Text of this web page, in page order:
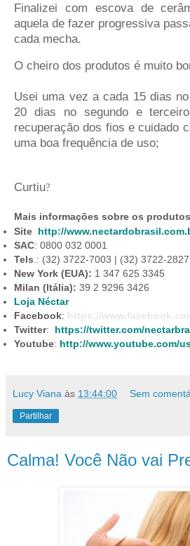
Finalizei com escova de
aquela de fazer progressiva
cada mecha.
O cheiro dos produtos é muito
Usei uma vez a cada 15 dias
20 dias no segundo e
recuperação dos fios e cuidado
uma boa frequência de uso;
Curtiu?
Mais informações sobre os
Site http://
SAC: 0800 032 0001
Tels.: (32) 3722-7003 | (32) 3722-2827
New York (EUA): 1 347 625 3345
Milan (Itália): 39 2 9296 3426
Loja Néctar
Facebook: https://
Twitter: https://twitter.com/
Youtube: http://www.youtube.com/
Lucy Viana às 13:44:00 Sem
Partilhar
Calma! Você Não vai